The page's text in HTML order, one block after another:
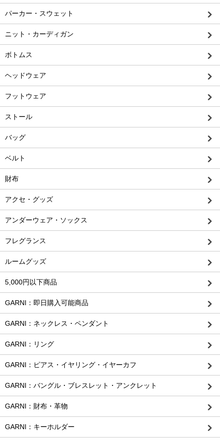
パーカー・スウェット
ニット・カーディガン
ボトムス
ヘッドウェア
フットウェア
ストール
バッグ
ベルト
財布
アクセ・グッズ
アンダーウェア・ソックス
フレグランス
ルームグッズ
5,000円以下商品
GARNI：即日購入可能商品
GARNI：ネックレス・ペンダント
GARNI：リング
GARNI：ピアス・イヤリング・イヤーカフ
GARNI：バングル・ブレスレット・アンクレット
GARNI：財布・革物
GARNI：キーホルダー